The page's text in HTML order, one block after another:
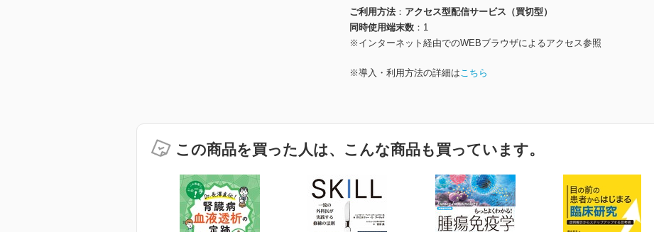
ご利用方法
アクセス型配信サービス（買切型）
同時使用端末数
1
※インターネット経由でのWEBブラウザによるアクセス参照
※導入・利用方法の詳細はこちら
この商品を買った人は、こんな商品も買っています。